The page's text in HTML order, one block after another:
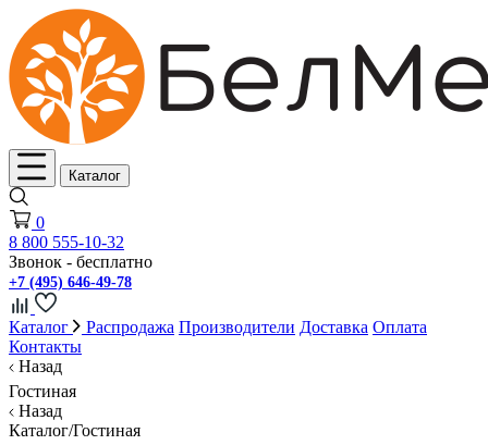
Каталог
0
8 800 555-10-32
Звонок - бесплатно
+7 (495) 646-49-78
Каталог Распродажа Производители Доставка Оплата
Контакты
Назад
Гостиная
Назад
Каталог/Гостиная